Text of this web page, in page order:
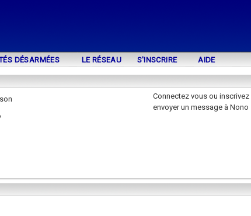
DÉSARMÉES LE RÉSEAU S'INSCRIRE AIDE
Connectez vous ou
envoyer un message à Nono